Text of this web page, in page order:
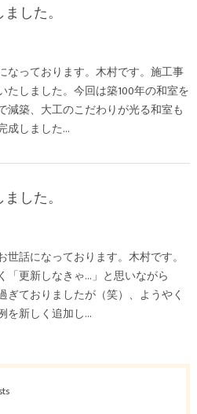
した。
なっております。木村です。施工事
たしました。今回は築100年の和室を
減築、大工のこだわりが光る和室も
成しました…
した。
世話になっております。木村です。
「更新しなきゃ…」と思いながら
ぎておりましたが（笑）、ようやく
を新しく追加し…